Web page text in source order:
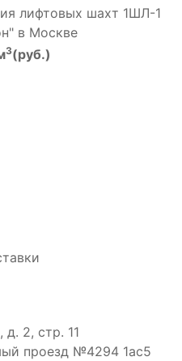
лифтовых шахт 1ШЛ-1
в Москве
3(руб.)
д. 2, стр. 11
проезд №4294 1ас5